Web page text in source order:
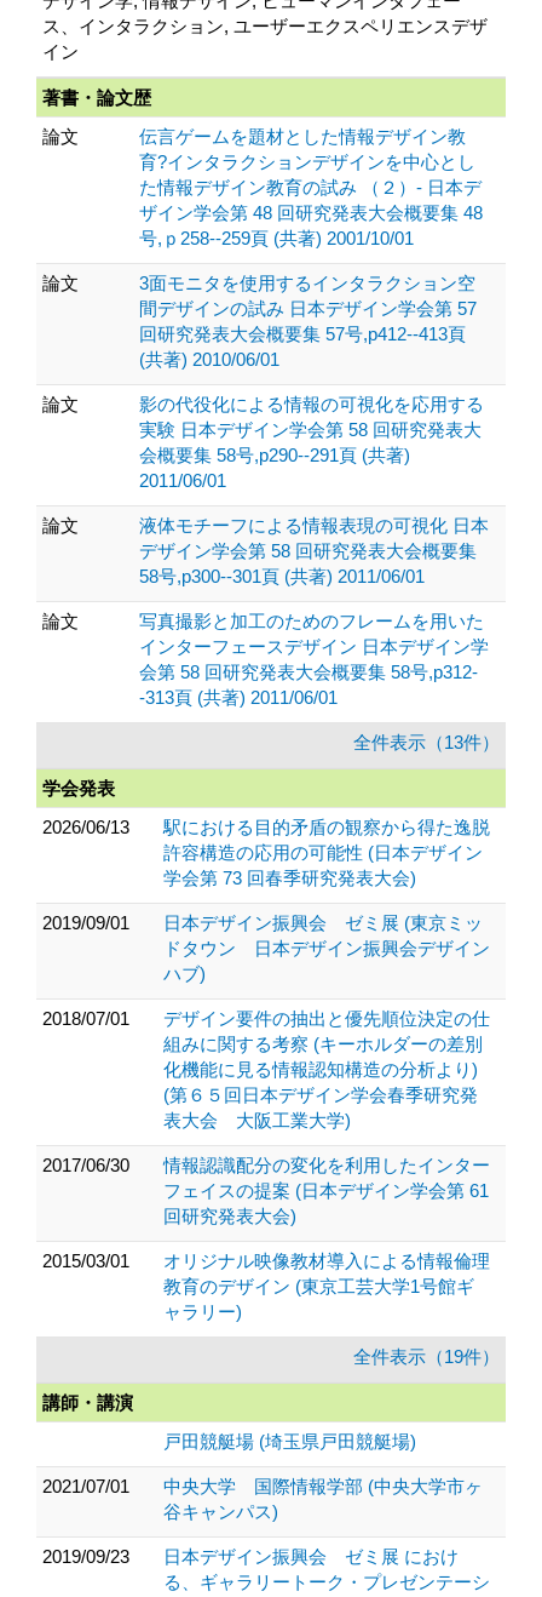
ス、インタラクション, ユーザーエクスペリエンスデザ
イン
著書・論文歴
論文
伝言ゲームを題材とした情報デザイン教
育?インタラクションデザインを中心とし
た情報デザイン教育の試み （２）- 日本デ
ザイン学会第 48 回研究発表大会概要集 48
号,ｐ258--259頁 (共著) 2001/10/01
論文
3面モニタを使用するインタラクション空
間デザインの試み 日本デザイン学会第 57
回研究発表大会概要集 57号,p412--413頁
(共著) 2010/06/01
論文
影の代役化による情報の可視化を応用する
実験 日本デザイン学会第 58 回研究発表大
会概要集 58号,p290--291頁 (共著)
2011/06/01
論文
液体モチーフによる情報表現の可視化 日本
デザイン学会第 58 回研究発表大会概要集
58号,p300--301頁 (共著) 2011/06/01
論文
写真撮影と加工のためのフレームを用いた
インターフェースデザイン 日本デザイン学
会第 58 回研究発表大会概要集 58号,p312-
-313頁 (共著) 2011/06/01
全件表示（13件）
学会発表
2026/06/13
駅における目的矛盾の観察から得た逸脱
許容構造の応用の可能性 (日本デザイン
学会第 73 回春季研究発表大会)
2019/09/01
日本デザイン振興会 ゼミ展 (東京ミッ
ドタウン 日本デザイン振興会デザイン
ハブ)
2018/07/01
デザイン要件の抽出と優先順位決定の仕
組みに関する考察 (キーホルダーの差別
化機能に見る情報認知構造の分析より)
(第６５回日本デザイン学会春季研究発
表大会 大阪工業大学)
2017/06/30
情報認識配分の変化を利用したインター
フェイスの提案 (日本デザイン学会第 61
回研究発表大会)
2015/03/01
オリジナル映像教材導入による情報倫理
教育のデザイン (東京工芸大学1号館ギ
ャラリー)
全件表示（19件）
講師・講演
戸田競艇場 (埼玉県戸田競艇場)
2021/07/01
中央大学 国際情報学部 (中央大学市ヶ
谷キャンパス)
2019/09/23
日本デザイン振興会 ゼミ展 におけ
る、ギャラリートーク・プレゼンテーシ